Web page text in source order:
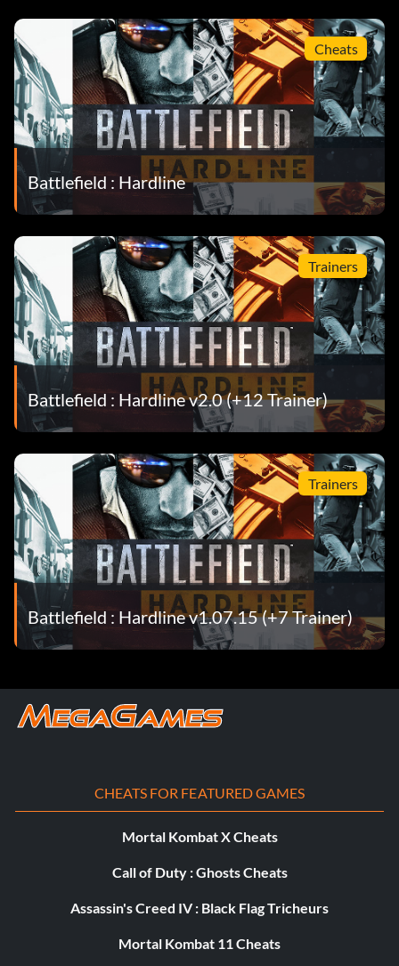
Cheats
Battlefield : Hardline
Trainers
Battlefield : Hardline v2.0 (+12 Trainer)
Trainers
Battlefield : Hardline v1.07.15 (+7 Trainer)
CHEATS FOR FEATURED GAMES
Mortal Kombat X Cheats
Call of Duty : Ghosts Cheats
Assassin's Creed IV : Black Flag Tricheurs
Mortal Kombat 11 Cheats